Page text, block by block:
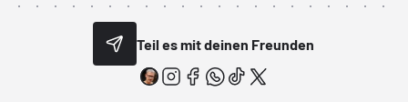
Teil es mit deinen Freunden